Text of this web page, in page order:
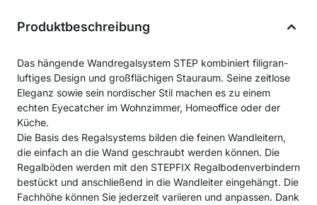
Produktbeschreibung
Das hängende Wandregalsystem STEP kombiniert filigran-
luftiges Design und großflächigen Stauraum. Seine zeitlose
Eleganz sowie sein nordischer Stil machen es zu einem
echten Eyecatcher im Wohnzimmer, Homeoffice oder der
Küche.
Die Basis des Regalsystems bilden die feinen Wandleitern,
die einfach an die Wand geschraubt werden können. Die
Regalböden werden mit den STEPFIX Regalbodenverbindern
bestückt und anschließend in die Wandleiter eingehängt. Die
Fachhöhe können Sie jederzeit variieren und anpassen. Dank